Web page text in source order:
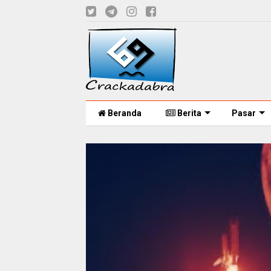
Beranda Berita Pasar